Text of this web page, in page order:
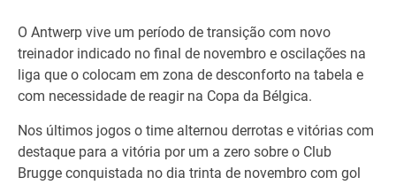
O Antwerp vive um período de transição com novo
treinador indicado no final de novembro e oscilações na
liga que o colocam em zona de desconforto na tabela e
com necessidade de reagir na Copa da Bélgica.
Nos últimos jogos o time alternou derrotas e vitórias com
destaque para a vitória por um a zero sobre o Club
Brugge conquistada no dia trinta de novembro com gol